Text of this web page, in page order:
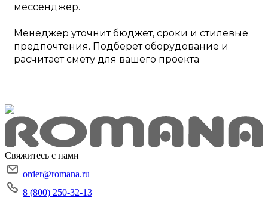
мессенджер.
Менеджер уточнит бюджет, сроки и стилевые
предпочтения. Подберет оборудование и
расчитает смету для вашего проекта
Свяжитесь с нами
order@romana.ru
8 (800) 250-32-13